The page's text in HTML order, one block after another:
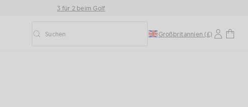
3 für 2 beim Golf
Vorausschauende Suche ein-/ausschalten
Suchen Großbritannien (£)